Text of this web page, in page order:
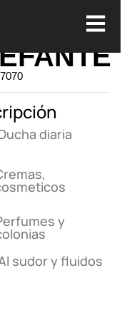
diaria
y
sudor y fluidos